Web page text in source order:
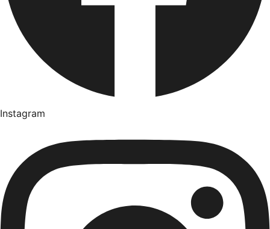
Instagram